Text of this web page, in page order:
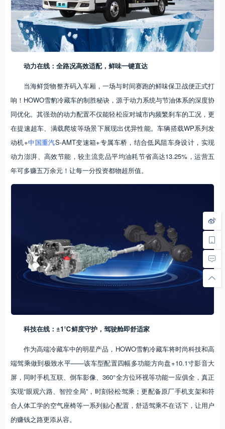
动力在线：全路况高效适配，鲜味一键直达
当海鲜货物整齐码入车厢，一场与时间赛跑的鲜味保卫战便正式打
响！HOWO雪豹冷藏车的制胜秘诀，源于动力系统与节油体系的深度协
同优化。其强劲的动力配置不仅能轻松应对城市内频繁刹车的工况，更
在提速超车、满载爬坡等场景下展现出优异性能。车辆搭载WP系列发
动机+中国重汽S-AMT变速箱+专属车桥，结合低风阻车身设计，实现
动力澎湃、高效节能，较主流竞品平均油耗节省高达13.25%，运营五
年可多赚五万余元！让每一分投资都物超所值。
科技在线：±1℃鲜度守护，驾驶舱即舒适家
作为高端冷藏车中的明星产品，HOWO雪豹冷藏车将时尚科技和高
端驾乘做到极致水平——该车型配置四幅多功能方向盘+10.1寸影音大
屏，同时手机互联、倒车影像、360°全方位环视等功能一应俱全，真正
实现“眼观六路、智控全局”，时刻轻松驾乘；更配备原厂手机支架和符
合人体工学的空气座椅等一系列贴心配置，舒适驾乘不在话下，让用户
的赚钱之路更添从容。